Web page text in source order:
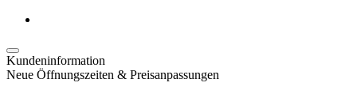
Kundeninformation
Neue Öffnungszeiten & Preisanpassungen